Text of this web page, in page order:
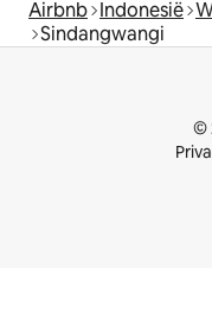
Airbnb Indonesië
Sindangwangi
©